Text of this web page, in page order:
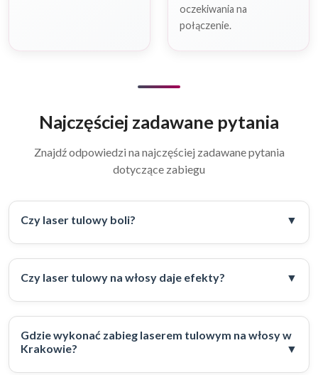
oczekiwania na
połączenie.
Najczęściej zadawane pytania
Znajdź odpowiedzi na najczęściej zadawane pytania
dotyczące zabiegu
Czy laser tulowy boli?
Czy laser tulowy na włosy daje efekty?
Gdzie wykonać zabieg laserem tulowym na włosy w
Krakowie?